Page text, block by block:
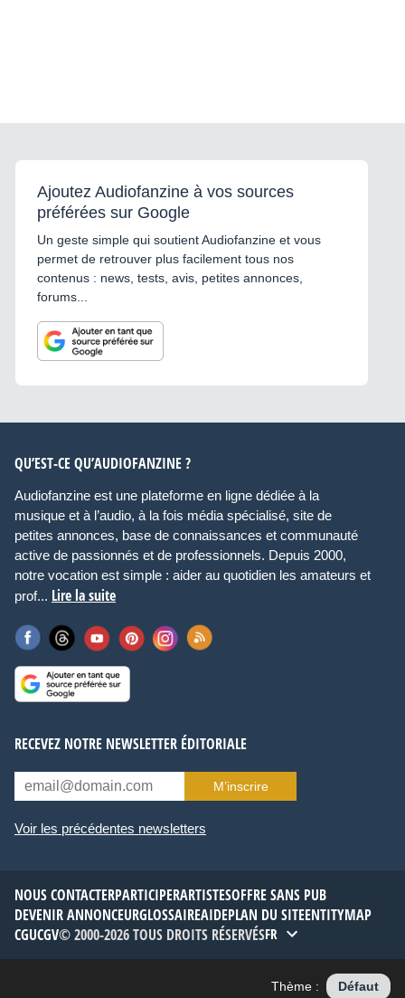
Ajoutez Audiofanzine à vos sources
préférées sur Google
Un geste simple qui soutient Audiofanzine et vous
permet de retrouver plus facilement tous nos
contenus : news, tests, avis, petites annonces,
forums...
QU’EST-CE QU’AUDIOFANZINE ?
Audiofanzine est une plateforme en ligne dédiée à la
musique et à l’audio, à la fois média spécialisé, site de
petites annonces, base de connaissances et communauté
active de passionnés et de professionnels. Depuis 2000,
notre vocation est simple : aider au quotidien les amateurs et
prof... Lire la suite
RECEVEZ NOTRE NEWSLETTER ÉDITORIALE
M’inscrire
Voir les précédentes newsletters
NOUS CONTACTERPARTICIPERARTISTESOFFRE SANS PUB
DEVENIR ANNONCEURGLOSSAIREAIDEPLAN DU SITEENTITYMAP
CGUCGV© 2000-2026 TOUS DROITS RÉSERVÉSFR
Thème : Défaut